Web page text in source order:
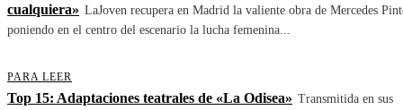
cualquiera» LaJoven recupera en Madrid la valiente obra de Mercedes
poniendo en el centro del escenario la lucha femenina...
PARA LEER
Top 15: Adaptaciones teatrales de «La Odisea» Transmitida en sus